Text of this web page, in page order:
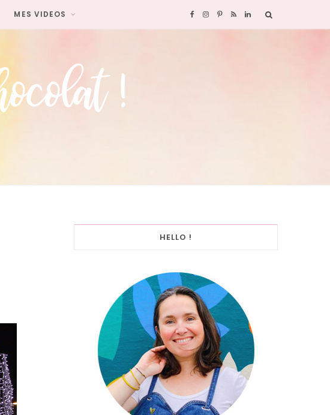
F
o
I
r
P
e
R L
I
MES VIDEOS
HELLO !